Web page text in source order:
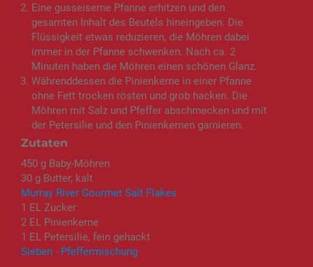
Zutaten
450 g Baby-Möhren
30 g Butter, kalt
Murray River Gourmet Salt Flakes
1 EL Zucker
2 EL Pinienkerne
1 EL Petersilie, fein gehackt
Sieben - Pfeffermischung
Eine gusseiserne Pfanne erhitzen und den
gesamten Inhalt des Beutels hineingeben. Die
Flüssigkeit etwas reduzieren, die Möhren dabei
immer in der Pfanne schwenken. Nach ca. 2
Minuten haben die Möhren einen schönen Glanz.
Währenddessen die Pinienkerne in einer Pfanne
ohne Fett trocken rösten und grob hacken. Die
Möhren mit Salz und Pfeffer abschmecken und mit
der Petersilie und den Pinienkernen garnieren.